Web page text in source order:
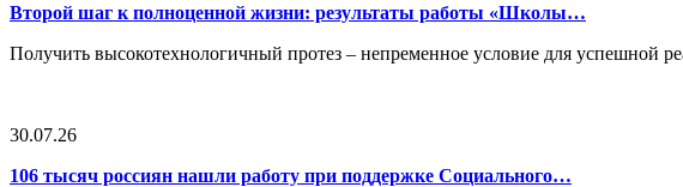
Второй шаг к полноценной жизни: результаты работы «Школы…
Получить высокотехнологичный протез – непременное условие для успешной
30.07.26
106 тысяч россиян нашли работу при поддержке Социального…